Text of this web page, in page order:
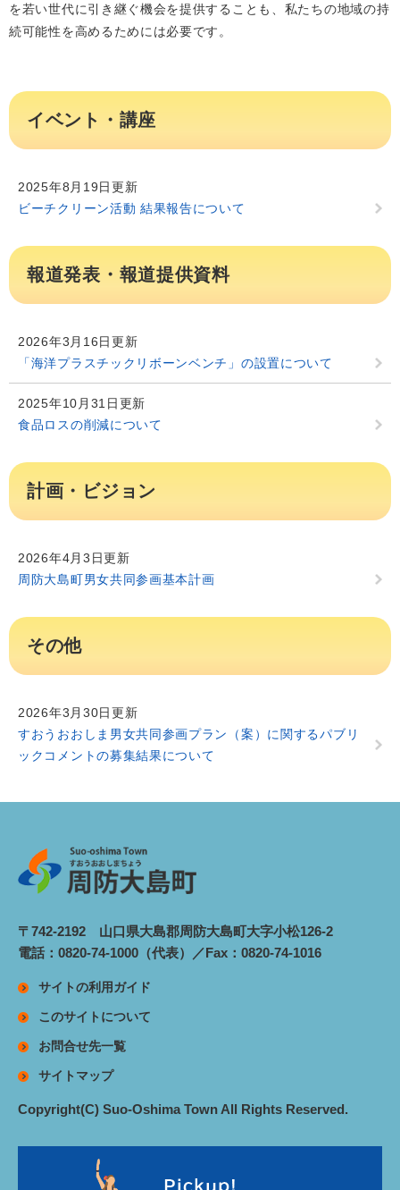
を若い世代に引き継ぐ機会を提供することも、私たちの地域の持
続可能性を高めるためには必要です。
イベント・講座
2025年8月19日更新
ビーチクリーン活動 結果報告について
報道発表・報道提供資料
2026年3月16日更新
「海洋プラスチックリボーンベンチ」の設置について
2025年10月31日更新
食品ロスの削減について
計画・ビジョン
2026年4月3日更新
周防大島町男女共同参画基本計画
その他
2026年3月30日更新
すおうおおしま男女共同参画プラン（案）に関するパブリ
ックコメントの募集結果について
〒742-2192 山口県大島郡周防大島町大字小松126-2
電話：0820-74-1000（代表）／Fax：0820-74-1016
サイトの利用ガイド
このサイトについて
お問合せ先一覧
サイトマップ
Copyright(C) Suo-Oshima Town All Rights Reserved.